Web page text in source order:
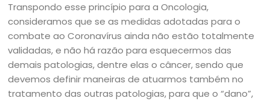
Transpondo esse princípio para a Oncologia,
consideramos que se as medidas adotadas para o
combate ao Coronavírus ainda não estão totalmente
validadas, e não há razão para esquecermos das
demais patologias, dentre elas o câncer, sendo que
devemos definir maneiras de atuarmos também no
tratamento das outras patologias, para que o “dano”,